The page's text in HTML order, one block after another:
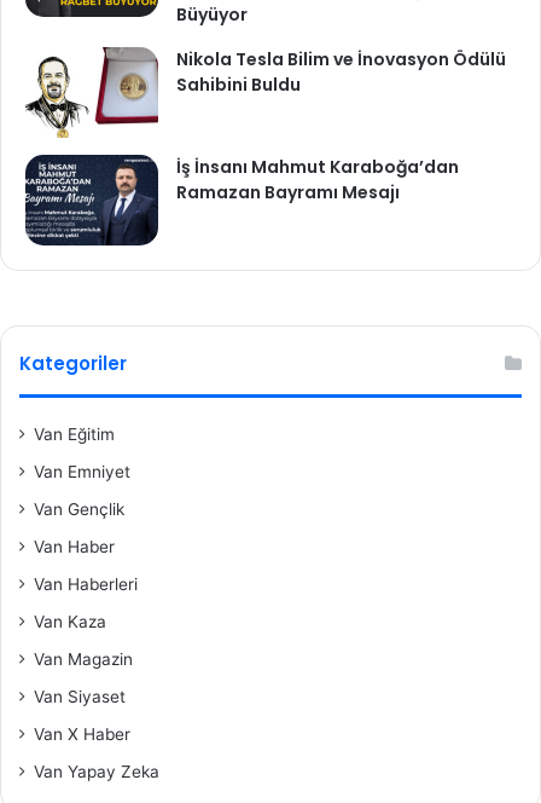
Büyüyor
Nikola Tesla Bilim ve İnovasyon Ödülü
Sahibini Buldu
İş İnsanı Mahmut Karaboğa’dan
Ramazan Bayramı Mesajı
Kategoriler
Van Eğitim
Van Emniyet
Van Gençlik
Van Haber
Van Haberleri
Van Kaza
Van Magazin
Van Siyaset
Van X Haber
Van Yapay Zeka